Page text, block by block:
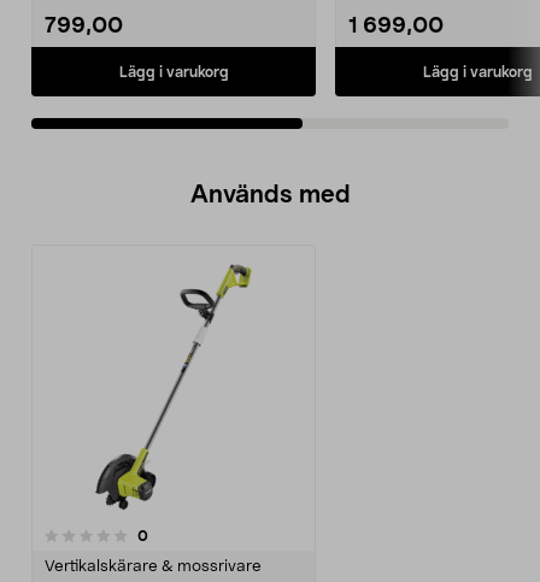
799,00
Lägg i varukorg
1 699,00
Lägg i varukorg
Används med
0recensioner
Vertikalskärare & mossrivare